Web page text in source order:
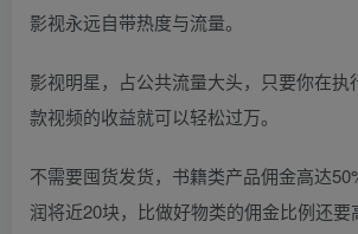
影视永远自带热度与流量。
影视明星，占公共流量大头，只要你在执
款视频的收益就可以轻松过万。
不需要囤货发货，书籍类产品佣金高达
润将近20块，比做好物类的佣金比例还要